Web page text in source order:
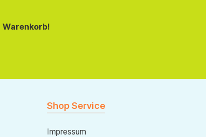
Warenkorb!
Shop Service
Impressum